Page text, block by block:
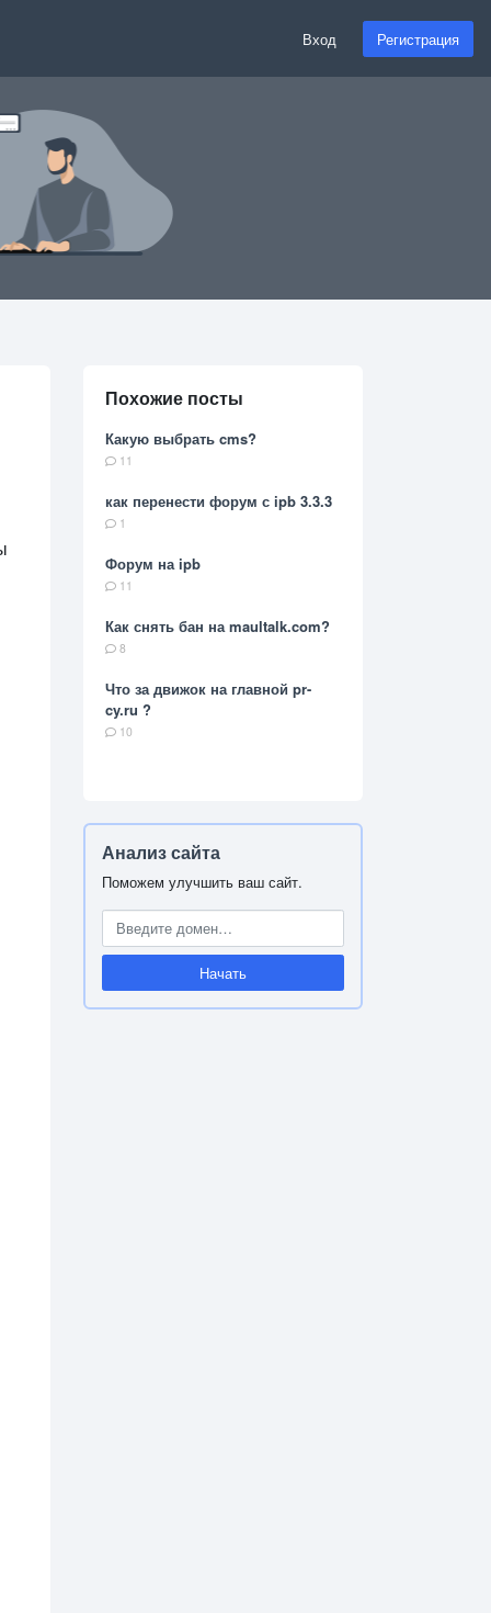
Вход Регистрация
Похожие посты
Какую выбрать cms?
11
как перенести форум с ipb 3.3.3
1
Форум на ipb
11
Как снять бан на maultalk.com?
8
Что за движок на главной pr-
cy.ru ?
10
Анализ сайта
Поможем улучшить ваш сайт.
Начать